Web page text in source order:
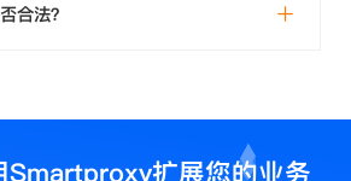
合法？
Smartproxy扩展您的业务